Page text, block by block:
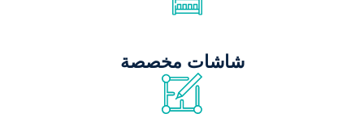
شاشات مخصصة